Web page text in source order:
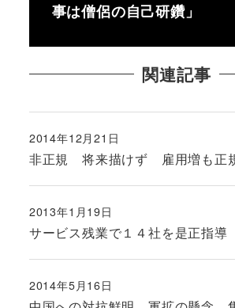
事は僧侶の自己研鑽」
関連記事
非正規 将来描けず 雇用増も正
投稿日
2014年12月21日
サービス残業で１４社を是正指
投稿日
2013年1月19日
投稿日
2014年5月16日